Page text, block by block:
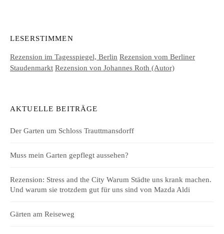
LESERSTIMMEN
Rezension im Tagesspiegel, Berlin Rezension vom Berliner
Staudenmarkt Rezension von Johannes Roth (Autor)
AKTUELLE BEITRÄGE
Der Garten um Schloss Trauttmansdorff
Muss mein Garten gepflegt aussehen?
Rezension: Stress and the City Warum Städte uns krank machen.
Und warum sie trotzdem gut für uns sind von Mazda Aldi
Gärten am Reiseweg